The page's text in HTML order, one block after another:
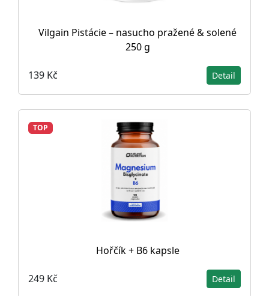
Vilgain Pistácie – nasucho pražené & solené
250 g
139 Kč Detail
TOP
Hořčík + B6 kapsle
249 Kč Detail